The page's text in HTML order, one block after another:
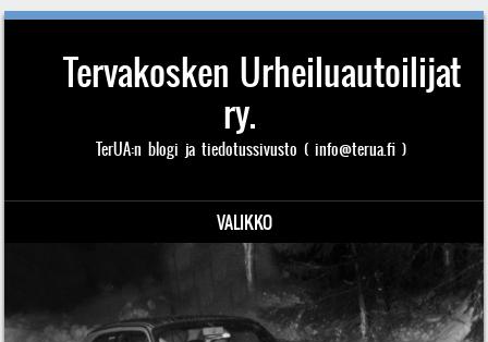
Tervakosken Urheiluautoilijat
ry.
TerUA:n blogi ja tiedotussivusto ( info@terua.fi )
VALIKKO